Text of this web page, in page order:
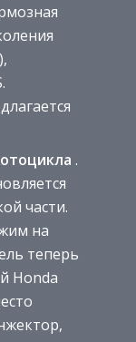
.
части.
на
теперь
Honda